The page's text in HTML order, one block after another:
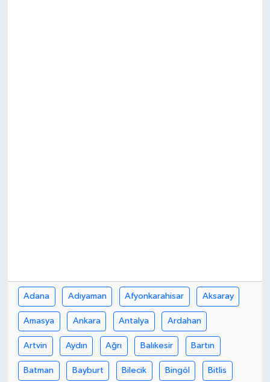
Adana Adıyaman Afyonkarahisar Aksaray
Amasya Ankara Antalya Ardahan
Artvin Aydın Ağrı Balıkesir Bartın
Batman Bayburt Bilecik Bingöl Bitlis